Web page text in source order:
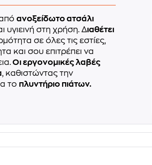
ανοξείδωτο ατσάλι
υγιεινή στη χρήση. Διαθέτει
σε όλες τις εστίες,
και σου επιτρέπει να
Οι εργονομικές λαβές
, καθιστώντας την
το πλυντήριο πιάτων.